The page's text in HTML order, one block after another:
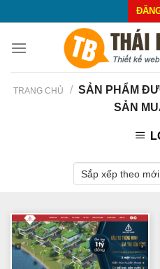
to
content
TRANG CHỦ / SẢN PHẨM
SẢN